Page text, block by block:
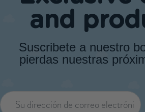
and
Suscribete a nuestro
pierdas nuestras